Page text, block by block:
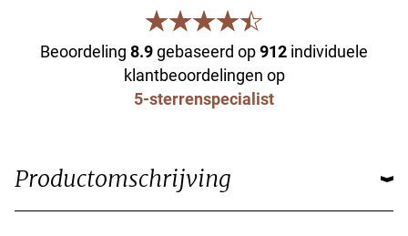
Beoordeling 8.9gebaseerd op912 individuele
klantbeoordelingen op
5-sterrenspecialist
Productomschrijving